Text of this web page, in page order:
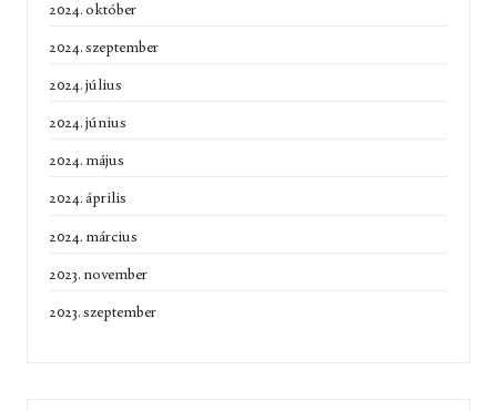
2024. október
2024. szeptember
2024. július
2024. június
2024. május
2024. április
2024. március
2023. november
2023. szeptember